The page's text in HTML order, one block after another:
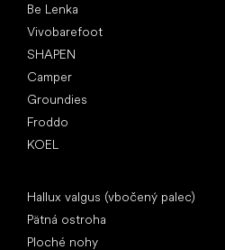
Be Lenka
Vivobarefoot
SHAPEN
Camper
Groundies
Froddo
KOEL
Hallux valgus (vbočený palec)
Pätná ostroha
Ploché nohy